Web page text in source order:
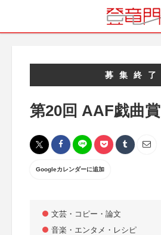
募集終了
第20回 AAF戯曲賞
Googleカレンダーに追加
文芸・コピー・論文
音楽・エンタメ・レシピ